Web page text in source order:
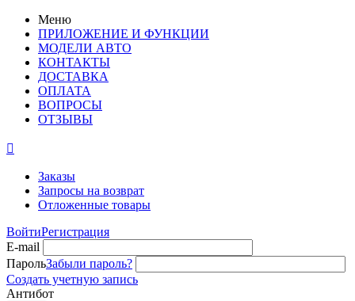
Меню
ПРИЛОЖЕНИЕ И ФУНКЦИИ
МОДЕЛИ АВТО
КОНТАКТЫ
ДОСТАВКА
ОПЛАТА
ВОПРОСЫ
ОТЗЫВЫ

Заказы
Запросы на возврат
Отложенные товары
ВойтиРегистрация
E-mail
ПарольЗабыли пароль?
Создать учетную запись
Антибот